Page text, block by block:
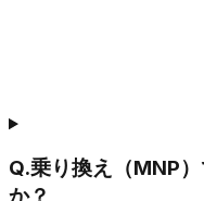
Q.乗り換え（MNP